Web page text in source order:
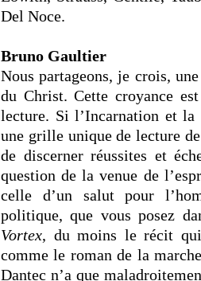
Del Noce.
Bruno Gaultier
Nous partageons, je crois,
du Christ. Cette croyance
lecture. Si l’Incarnation et la
une grille unique de lecture
de discerner réussites et
question de la venue de
celle d’un salut pour
politique, que vous posez
Vortex, du moins le récit
comme le roman de la
Dantec n’a que